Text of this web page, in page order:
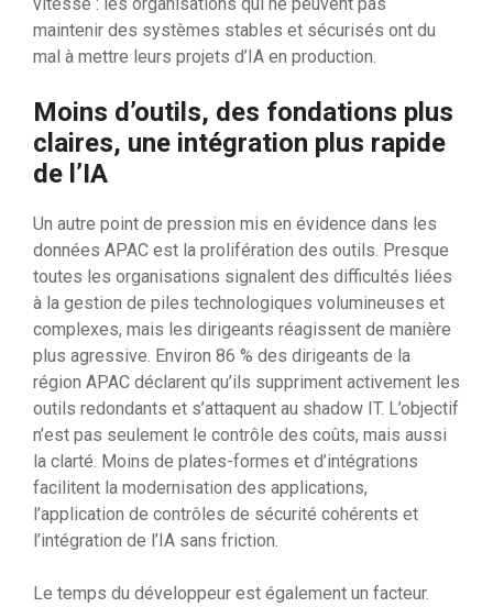
maintenir des systèmes stables et sécurisés ont du
mal à mettre leurs projets d’IA en production.
Moins d’outils, des fondations plus
claires, une intégration plus rapide
de l’IA
Un autre point de pression mis en évidence dans les
données APAC est la prolifération des outils. Presque
toutes les organisations signalent des difficultés liées
à la gestion de piles technologiques volumineuses et
complexes, mais les dirigeants réagissent de manière
plus agressive. Environ 86 % des dirigeants de la
région APAC déclarent qu’ils suppriment activement les
outils redondants et s’attaquent au shadow IT. L’objectif
n’est pas seulement le contrôle des coûts, mais aussi
la clarté. Moins de plates-formes et d’intégrations
facilitent la modernisation des applications,
l’application de contrôles de sécurité cohérents et
l’intégration de l’IA sans friction.
Le temps du développeur est également un facteur.